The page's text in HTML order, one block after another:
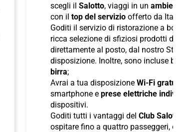
scegli il Salotto, viaggi in un ambiente
con il top del servizio offerto da Italo;
Goditi il servizio di ristorazione a bordo
ricca selezione di sfiziosi prodotti di
direttamente al posto, dal nostro Staff di
disposizione. Inoltre, sono incluse
birra;
Avrai a tua disposizione Wi-Fi gratuito
smartphone e prese elettriche individuali
dispositivi.
Goditi tutti i vantaggi del Club Salotto
ospitare fino a quattro passeggeri,